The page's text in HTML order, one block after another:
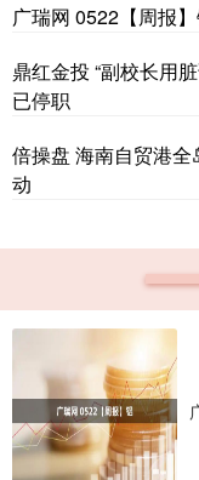
广瑞网 0522【周报
鼎红金投 “副校长用
已停职
倍操盘 海南自贸港
动